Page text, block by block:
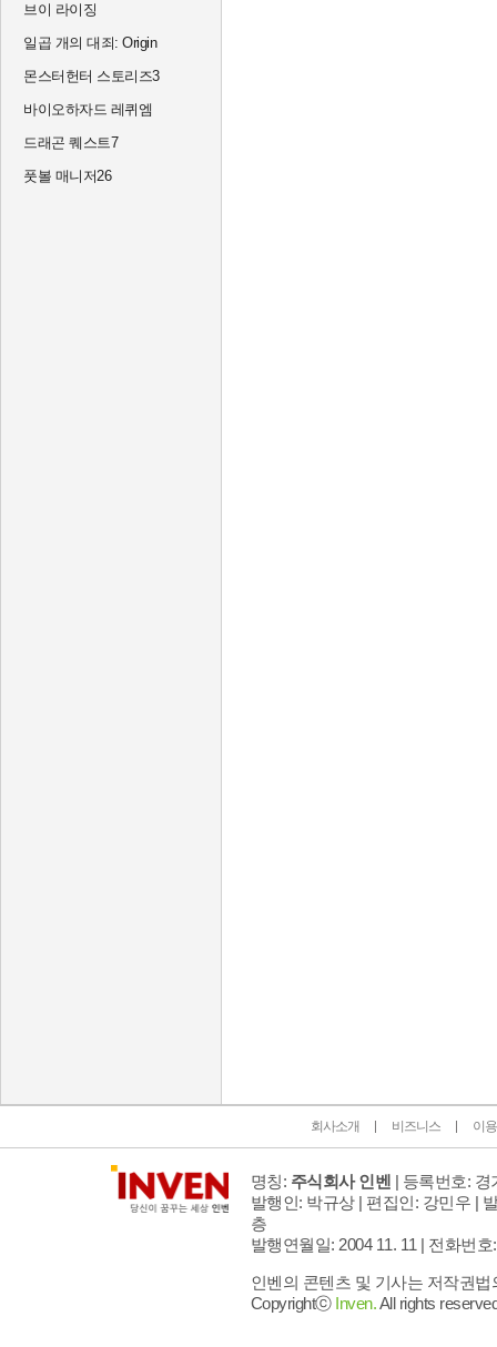
브이 라이징
일곱 개의 대죄: Origin
몬스터헌터 스토리즈3
바이오하자드 레퀴엠
드래곤 퀘스트7
풋볼 매니저26
회사소개 비즈니스 이
명칭: 주식회사 인벤 | 등록번호: 경
발행인: 박규상 | 편집인: 강민우 |
층
발행연월일: 2004 11. 11 | 전화번호
인벤의 콘텐츠 및 기사는 저작권
Copyrightⓒ Inven.All rights